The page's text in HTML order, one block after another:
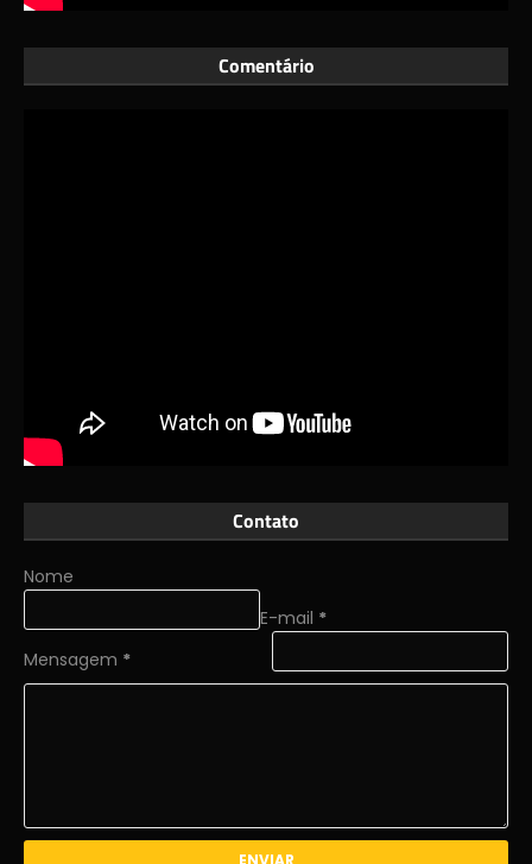
Comentário
Contato
Nome
E-mail *
Mensagem *